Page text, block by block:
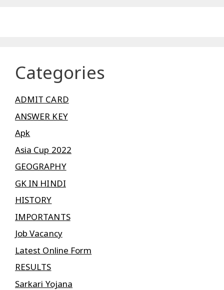
Categories
ADMIT CARD
ANSWER KEY
Apk
Asia Cup 2022
GEOGRAPHY
GK IN HINDI
HISTORY
IMPORTANTS
Job Vacancy
Latest Online Form
RESULTS
Sarkari Yojana